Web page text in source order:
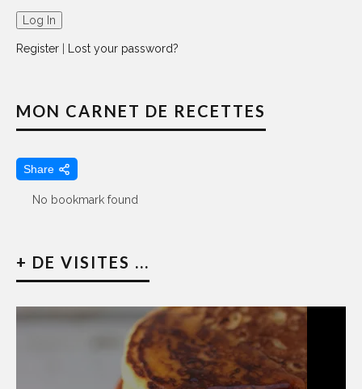
Register Lost your password?
MON CARNET DE RECETTES
Share
No bookmark found
+ DE VISITES ...